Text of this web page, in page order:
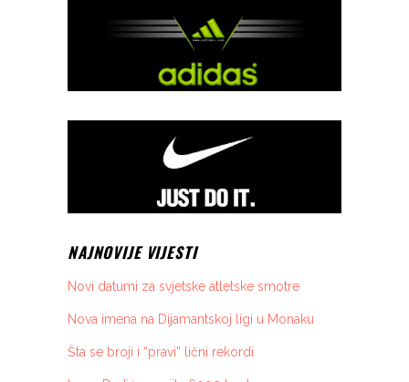
NAJNOVIJE VIJESTI
Novi datumi za svjetske atletske smotre
Nova imena na Dijamantskoj ligi u Monaku
Šta se broji i “pravi” lični rekordi